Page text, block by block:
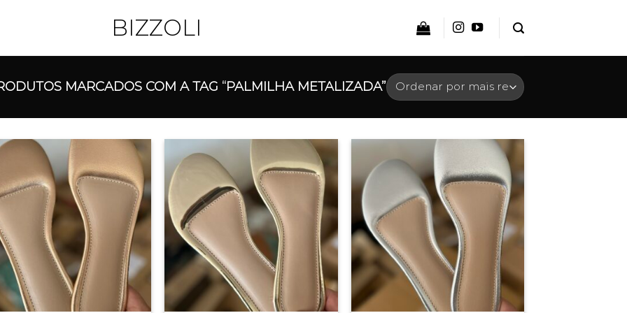
BIZZOLI
MARCADOS COM A TAG “PALMILHA METALIZADA”